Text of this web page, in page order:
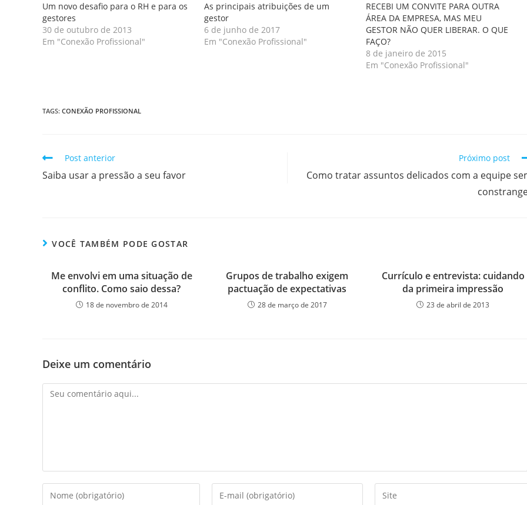
Um novo desafio para o RH e para os
gestores
30 de outubro de 2013
Em "Conexão Profissional"
As principais atribuições de um
gestor
6 de junho de 2017
Em "Conexão Profissional"
RECEBI UM CONVITE PARA OUTRA
ÁREA DA EMPRESA, MAS MEU
GESTOR NÃO QUER LIBERAR. O QUE
FAÇO?
8 de janeiro de 2015
Em "Conexão Profissional"
TAGS: CONEXÃO PROFISSIONAL
Post anterior
Saiba usar a pressão a seu favor
Próximo post
Como tratar assuntos delicados com a equipe
VOCÊ TAMBÉM PODE GOSTAR
Me envolvi em uma situação de
conflito. Como saio dessa?
18 de novembro de 2014
Grupos de trabalho exigem
pactuação de expectativas
28 de março de 2017
Currículo e entrevista: cuidando
da primeira impressão
23 de abril de 2013
Deixe um comentário